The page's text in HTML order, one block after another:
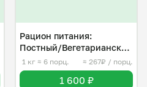
Рацион питания:
Постный/Вегетарианский
(1200Кк)
1 кг ≈ 6 порц. ≈ 267₽ / порц.
1 600 ₽